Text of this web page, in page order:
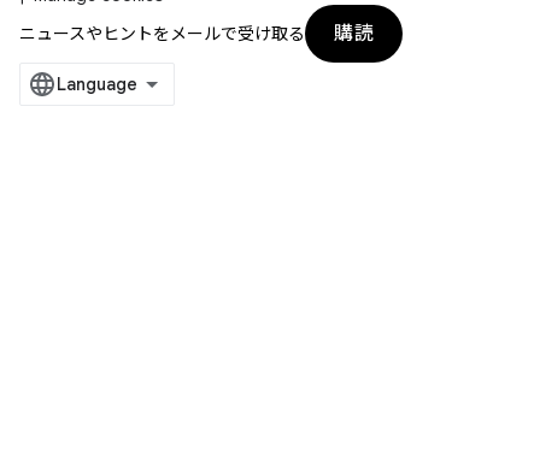
ニュースやヒントをメールで受け取る
購読